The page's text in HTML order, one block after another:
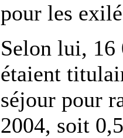
pour les
Selon lui, 16
étaient
séjour pour
2004, soit